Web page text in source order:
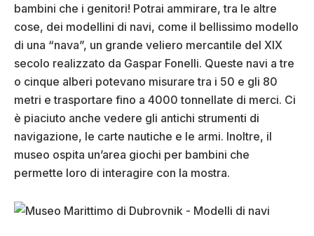
bambini che i genitori! Potrai ammirare, tra le altre
cose, dei modellini di navi, come il bellissimo modello
di una “nava”, un grande veliero mercantile del XIX
secolo realizzato da Gaspar Fonelli. Queste navi a tre
o cinque alberi potevano misurare tra i 50 e gli 80
metri e trasportare fino a 4000 tonnellate di merci. Ci
è piaciuto anche vedere gli antichi strumenti di
navigazione, le carte nautiche e le armi. Inoltre, il
museo ospita un’area giochi per bambini che
permette loro di interagire con la mostra.